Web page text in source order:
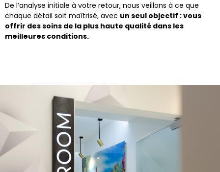
De l’analyse initiale à votre retour, nous veillons à ce que
chaque détail soit maîtrisé, avec un seul objectif : vous
offrir des soins de la plus haute qualité dans les
meilleures conditions.